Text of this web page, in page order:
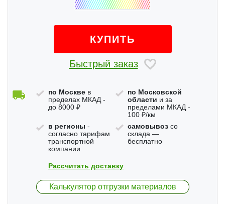
КУПИТЬ
Быстрый заказ
по Москве в
пределах МКАД -
до 8000 ₽
по Московской
области и за
пределами МКАД -
100 ₽/км
в регионы -
согласно тарифам
транспортной
компании
самовывозсо
склада —
бесплатно
Рассчитать доставку
Калькулятор отгрузки материалов